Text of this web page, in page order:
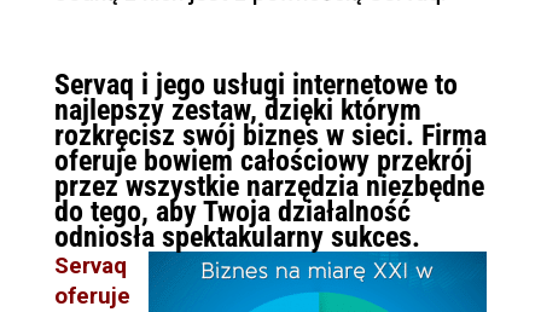
Servaq i jego usługi internetowe to
najlepszy zestaw, dzięki którym
rozkręcisz swój biznes w sieci. Firma
oferuje bowiem całościowy przekrój
przez wszystkie narzędzia niezbędne
do tego, aby Twoja działalność
odniosła spektakularny sukces.
Servaq
oferuje